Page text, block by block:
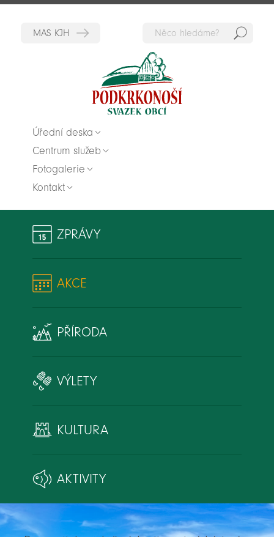
Úřední deska
Centrum služeb
Fotogalerie
Kontakt
ZPRÁVY
AKCE
PŘÍRODA
VÝLETY
KULTURA
AKTIVITY